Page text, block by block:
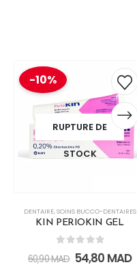
-10%
RUPTURE DE
STOCK
DENTAIRE,SOINS BUCCO-DENTAIRES
KIN PERIOKIN GEL
out of 5
60,90MAD 54,80 MAD